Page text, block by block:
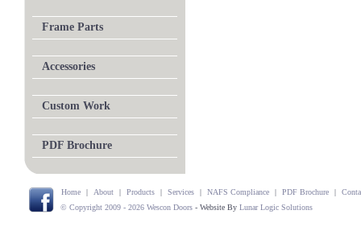
Frame Parts
Accessories
Custom Work
PDF Brochure
Home | About | Products | Services | NAFS Compliance | PDF Brochure |
© Copyright 2009 - 2026 Wescon Doors - Website By Lunar Logic Solutions